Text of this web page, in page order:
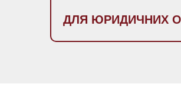
ДЛЯ ЮРИДИЧНИХ